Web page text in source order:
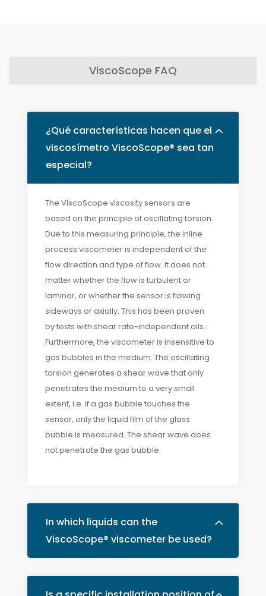
ViscoScope FAQ
¿Qué características hacen que el
viscosímetro ViscoScope® sea tan
especial?
The ViscoScope viscosity sensors are
based on the principle of oscillating torsion.
Due to this measuring principle, the inline
process viscometer is independent of the
flow direction and type of flow. It does not
matter whether the flow is turbulent or
laminar, or whether the sensor is flowing
sideways or axially. This has been proven
by tests with shear rate-independent oils.
Furthermore, the viscometer is insensitive to
gas bubbles in the medium. The oscillating
torsion generates a shear wave that only
penetrates the medium to a very small
extent, i.e. if a gas bubble touches the
sensor, only the liquid film of the glass
bubble is measured. The shear wave does
not penetrate the gas bubble.
In which liquids can the
ViscoScope® viscometer be used?